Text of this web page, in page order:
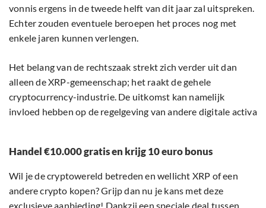
vonnis ergens in de tweede helft van dit jaar zal uitspreken.
Echter zouden eventuele beroepen het proces nog met
enkele jaren kunnen verlengen.
Het belang van de rechtszaak strekt zich verder uit dan
alleen de XRP-gemeenschap; het raakt de gehele
cryptocurrency-industrie. De uitkomst kan namelijk
invloed hebben op de regelgeving van andere digitale activa
Handel €10.000 gratis en krijg 10 euro bonus
Wil je de cryptowereld betreden en wellicht XRP of een
andere crypto kopen? Grijp dan nu je kans met deze
exclusieve aanbieding! Dankzij een speciale deal tussen